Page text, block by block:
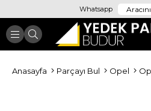
Whatsapp
Anasayfa Parçayı Bul Opel